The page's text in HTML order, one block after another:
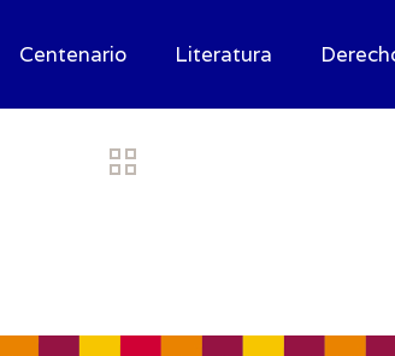
Centenario Literatura